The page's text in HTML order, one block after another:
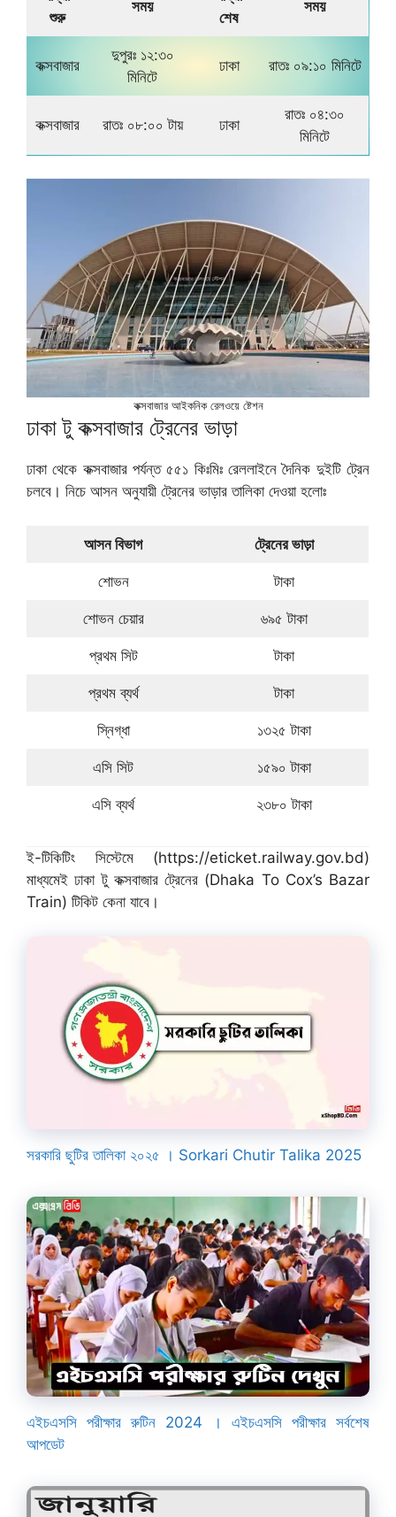
শুরু
সময়
শেষ
সময়
কক্সবাজার
দুপুরঃ ১২:৩০
মিনিটে
ঢাকা রাতঃ ০৯:১০ মিনিটে
কক্সবাজার রাতঃ ০৮:০০ টায় ঢাকা
রাতঃ ০৪:৩০
মিনিটে
কক্সবাজার আইকনিক রেলওয়ে ষ্টেশন
ঢাকা টু কক্সবাজার ট্রেনের ভাড়া
ঢাকা থেকে কক্সবাজার পর্যন্ত ৫৫১ কিঃমিঃ রেললাইনে দৈনিক দুইটি ট্রেন
চলবে। নিচে আসন অনুযায়ী ট্রেনের ভাড়ার তালিকা দেওয়া হলোঃ
আসন বিভাগ ট্রেনের ভাড়া
শোভন টাকা
শোভন চেয়ার ৬৯৫ টাকা
প্রথম সিট টাকা
প্রথম ব্যর্থ টাকা
স্নিগ্ধা ১৩২৫ টাকা
এসি সিট ১৫৯০ টাকা
এসি ব্যর্থ ২৩৮০ টাকা
ই-টিকিটিং সিস্টেমে (https://eticket.railway.gov.bd)
মাধ্যমেই ঢাকা টু কক্সবাজার ট্রেনের (Dhaka To Cox’s Bazar
Train) টিকিট কেনা যাবে।
সরকারি ছুটির তালিকা ২০২৫ । Sorkari Chutir Talika 2025
এইচএসসি পরীক্ষার রুটিন 2024 । এইচএসসি পরীক্ষার সর্বশেষ
আপডেট